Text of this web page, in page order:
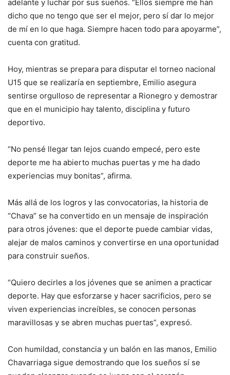
adelante y luchar por sus sueños. “Ellos siempre me han
dicho que no tengo que ser el mejor, pero sí dar lo mejor
de mí en lo que haga. Siempre hacen todo para apoyarme”,
cuenta con gratitud.
Hoy, mientras se prepara para disputar el torneo nacional
U15 que se realizaría en septiembre, Emilio asegura
sentirse orgulloso de representar a Rionegro y demostrar
que en el municipio hay talento, disciplina y futuro
deportivo.
“No pensé llegar tan lejos cuando empecé, pero este
deporte me ha abierto muchas puertas y me ha dado
experiencias muy bonitas”, afirma.
Más allá de los logros y las convocatorias, la historia de
“Chava” se ha convertido en un mensaje de inspiración
para otros jóvenes: que el deporte puede cambiar vidas,
alejar de malos caminos y convertirse en una oportunidad
para construir sueños.
“Quiero decirles a los jóvenes que se animen a practicar
deporte. Hay que esforzarse y hacer sacrificios, pero se
viven experiencias increíbles, se conocen personas
maravillosas y se abren muchas puertas”, expresó.
Con humildad, constancia y un balón en las manos, Emilio
Chavarriaga sigue demostrando que los sueños sí se